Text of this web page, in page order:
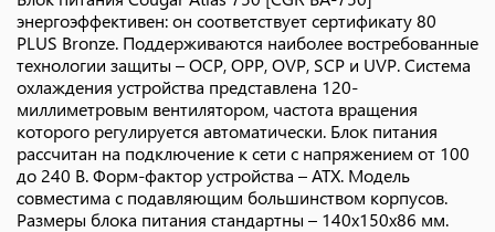
энергоэффективен: он соответствует сертификату 80
PLUS Bronze. Поддерживаются наиболее востребованные
технологии защиты – OCP, OPP, OVP, SCP и UVP. Система
охлаждения устройства представлена 120-
миллиметровым вентилятором, частота вращения
которого регулируется автоматически. Блок питания
рассчитан на подключение к сети с напряжением от 100
до 240 В. Форм-фактор устройства – ATX. Модель
совместима с подавляющим большинством корпусов.
Размеры блока питания стандартны – 140x150x86 мм.